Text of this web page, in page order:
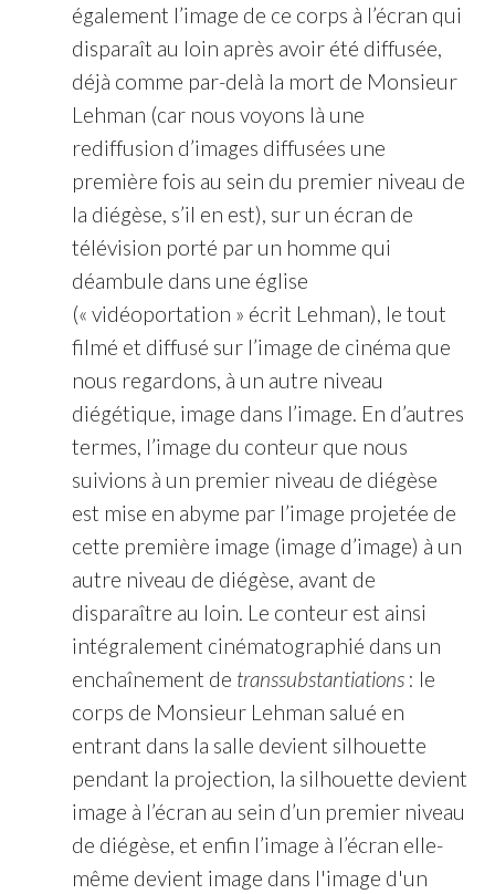
également l’image de ce corps à l’écran qui
disparaît au loin après avoir été diffusée,
déjà comme par-delà la mort de Monsieur
Lehman (car nous voyons là une
rediffusion d’images diffusées une
première fois au sein du premier niveau de
la diégèse, s’il en est), sur un écran de
télévision porté par un homme qui
déambule dans une église
(« vidéoportation » écrit Lehman), le tout
filmé et diffusé sur l’image de cinéma que
nous regardons, à un autre niveau
diégétique, image dans l’image. En d’autres
termes, l’image du conteur que nous
suivions à un premier niveau de diégèse
est mise en abyme par l’image projetée de
cette première image (image d’image) à un
autre niveau de diégèse, avant de
disparaître au loin. Le conteur est ainsi
intégralement cinématographié dans un
enchaînement de transsubstantiations: le
corps de Monsieur Lehman salué en
entrant dans la salle devient silhouette
pendant la projection, la silhouette devient
image à l’écran au sein d’un premier niveau
de diégèse, et enfin l’image à l’écran elle-
même devient image dans l'image d'un